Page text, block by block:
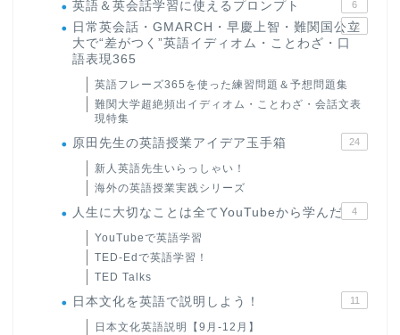
英語＆英会話学習に使えるプロンプト 6
日常英会話・GMARCH・早慶上智・難関国公立
大で“差がつく”英語イディオム・ことわざ・口
語表現365
22
英語フレーズ365を使った練習問題＆予想問題集
難関大学超絶頻出イディオム・ことわざ・会話文表
現特集
原田先生の英語授業アイデア玉手箱 24
新人英語先生いらっしゃい！
海外の英語授業実践シリーズ
人生に大切なことは全てYouTubeから学んだ 4
YouTubeで英語学習
TED-Edで英語学習！
TED Talks
日本文化を英語で説明しよう！ 11
日本文化英語説明【9月-12月】